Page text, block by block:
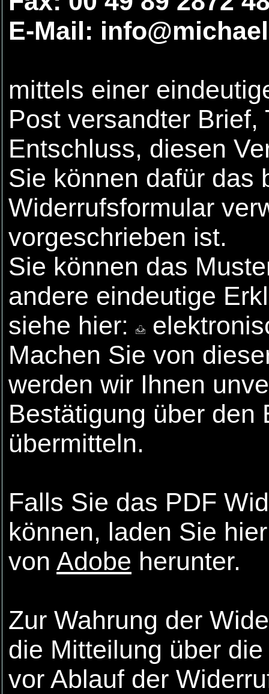
E-Mail:
mittels einer
Post versandter Brief,
Entschluss, diesen
Sie können dafür das
Widerrufsformular
vorgeschrieben ist.
Sie können das
andere eindeutige
siehe hier:
Machen Sie von
werden wir Ihnen
Bestätigung über den
übermitteln.
Falls Sie das PDF
können, laden Sie
von Adobe herunter.
Zur Wahrung der
die Mitteilung über
vor Ablauf der